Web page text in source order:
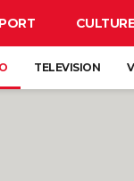
TELEVISION